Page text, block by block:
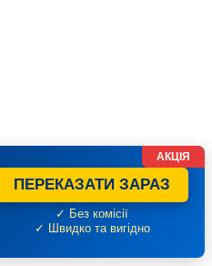
ПЕРЕКАЗАТИ ЗАРАЗ
✓ Без комісії
✓ Швидко та вигідно
АКЦІЯ